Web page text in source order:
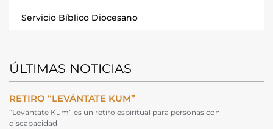
Servicio Bíblico Diocesano
ÚLTIMAS NOTICIAS
RETIRO “LEVÁNTATE KUM”
“Levántate Kum” es un retiro espiritual para personas con
discapacidad